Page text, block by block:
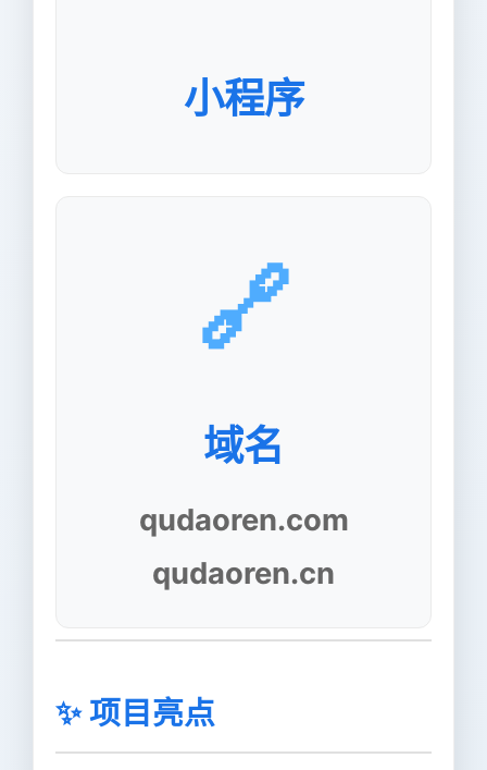
小程序
🔗
域名
qudaoren.com
qudaoren.cn
✨ 项目亮点